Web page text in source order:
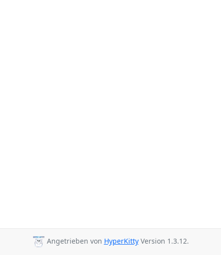
Angetrieben von HyperKittyVersion 1.3.12.